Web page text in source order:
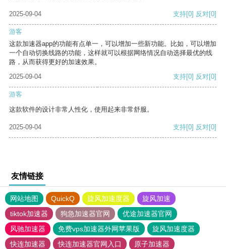
2025-09-04 支持[0] 反对[0]
游客
这款加速器app的功能有点单一，可以增加一些新功能。比如，可以增加
一个自动切换线路的功能，这样就可以根据网络情况自动选择最优的线
路，从而获得更好的加速效果。
2025-09-04
支持[0] 反对[0]
游客
这款软件的设计非常人性化，使用起来非常舒服。
2025-09-04 支持[0] 反对[0]
友情链接
网站地图 QuickQ 旋风加速度器
旋风加速
tiktok加速器
狗急加速器官网
优途加速器官网
风驰加速器
免费vps加速器外网苹果版
旋风加速度器
快连加速器
快连加速器官网入口 原子加速器